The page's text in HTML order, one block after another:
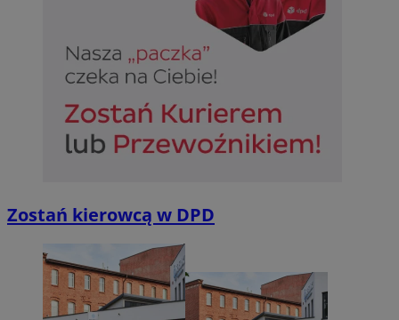
Zostań kierowcą w DPD